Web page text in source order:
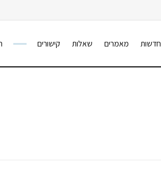
חדשות מאמרים שאלות קישורים